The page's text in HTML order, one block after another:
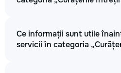
Ce informații sunt utile
servicii în categoria